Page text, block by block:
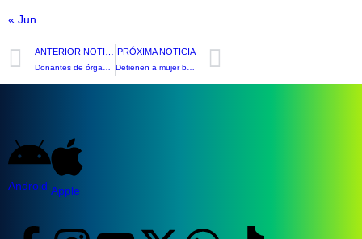
« Jun
PRÓXIMA NOTICIA
Android Apple